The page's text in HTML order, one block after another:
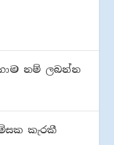
නම් ලබන්න
කැරකී